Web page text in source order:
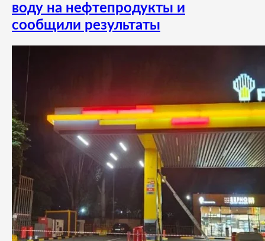
воду на нефтепродукты и
сообщили результаты